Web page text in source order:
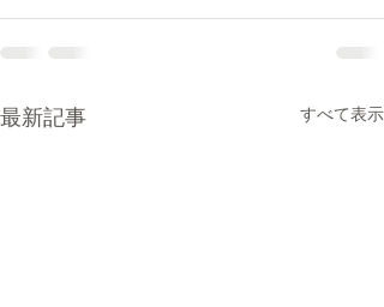
最新記事 すべて表示